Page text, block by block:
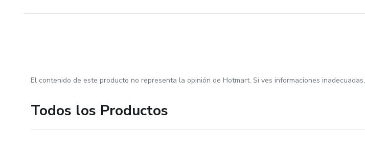
El contenido de este producto no representa la opinión de Hotmart. Si ves informaciones inadecuadas,
Todos los Productos